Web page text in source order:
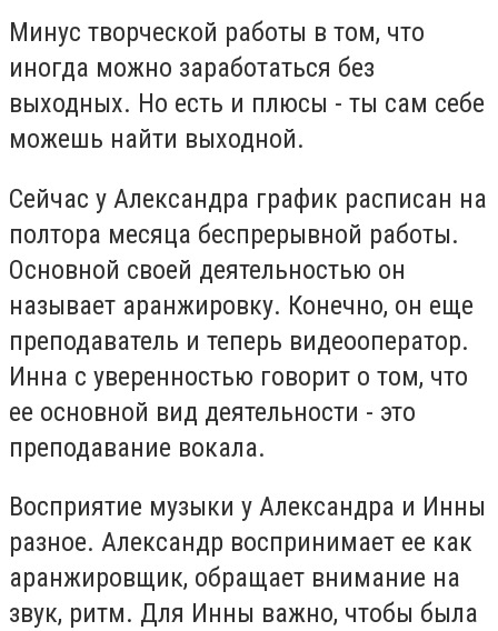
Минус творческой работы в том, что
иногда можно заработаться без
выходных. Но есть и плюсы - ты сам себе
можешь найти выходной.
Сейчас у Александра график расписан на
полтора месяца беспрерывной работы.
Основной своей деятельностью он
называет аранжировку. Конечно, он еще
преподаватель и теперь видеооператор.
Инна с уверенностью говорит о том, что
ее основной вид деятельности - это
преподавание вокала.
Восприятие музыки у Александра и Инны
разное. Александр воспринимает ее как
аранжировщик, обращает внимание на
звук, ритм. Для Инны важно, чтобы была